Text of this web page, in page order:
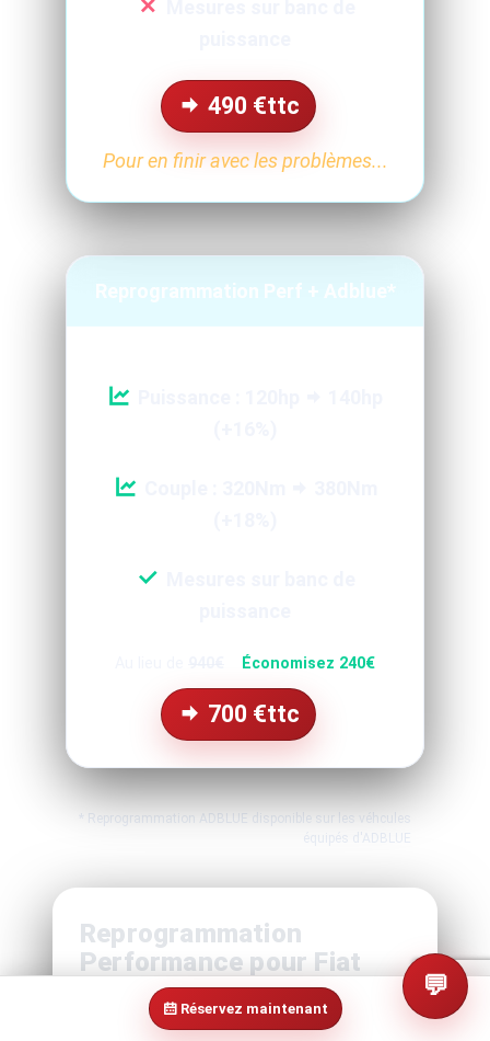
490 €ttc
Pour en finir avec les problèmes...
Reprogrammation Perf + Adblue*
Économisez 240€
700 €ttc
* Reprogrammation ADBLUE disponible sur les véhcules
équipés d'ADBLUE
Reprogrammation
Performance pour Fiat
500L 1.6 JTDm EU5 120 -
Réservez maintenant
💬